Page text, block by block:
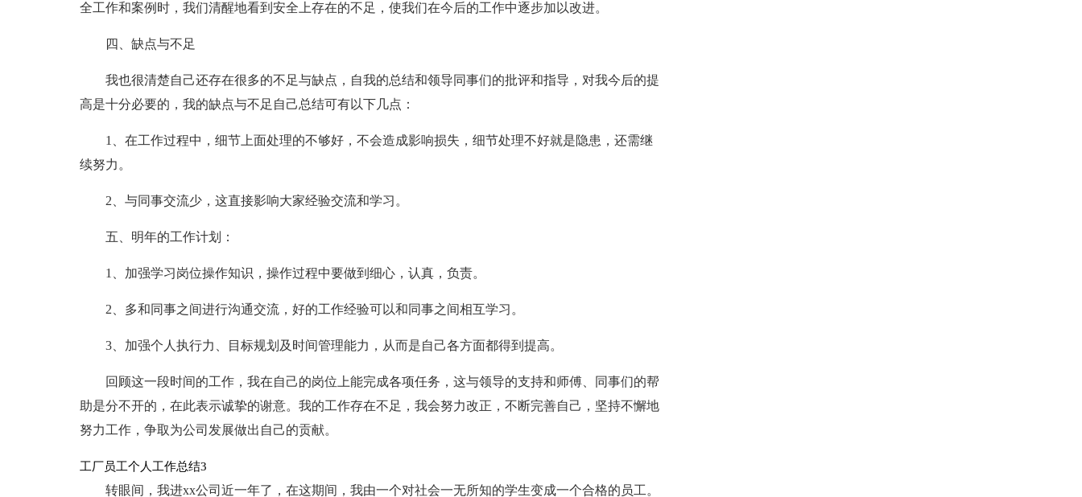
全工作和案例时，我们清醒地看到安全上存在的不足，使我们在今后的工作中逐步加以改进。
四、缺点与不足
我也很清楚自己还存在很多的不足与缺点，自我的总结和领导同事们的批评和指导，对我今后的提
高是十分必要的，我的缺点与不足自己总结可有以下几点：
1、在工作过程中，细节上面处理的不够好，不会造成影响损失，细节处理不好就是隐患，还需继
续努力。
2、与同事交流少，这直接影响大家经验交流和学习。
五、明年的工作计划：
1、加强学习岗位操作知识，操作过程中要做到细心，认真，负责。
2、多和同事之间进行沟通交流，好的工作经验可以和同事之间相互学习。
3、加强个人执行力、目标规划及时间管理能力，从而是自己各方面都得到提高。
回顾这一段时间的工作，我在自己的岗位上能完成各项任务，这与领导的支持和师傅、同事们的帮
助是分不开的，在此表示诚挚的谢意。我的工作存在不足，我会努力改正，不断完善自己，坚持不懈地
努力工作，争取为公司发展做出自己的贡献。
工厂员工个人工作总结3
转眼间，我进xx公司近一年了，在这期间，我由一个对社会一无所知的学生变成一个合格的员工。